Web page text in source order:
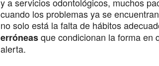
cuando los problemas ya se
no solo está la falta de hábitos
erróneasque condicionan la forma en
alerta.